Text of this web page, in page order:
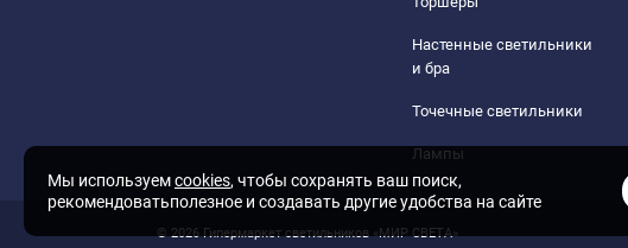
Настенные светильники
и бра
Точечные светильники
Лампы
© 2026 Гипермаркет светильников «МИР СВЕТА»
Мы используемcookies, чтобы сохранять ваш поиск,
рекомендоватьполезное и создавать другие удобства на сайте